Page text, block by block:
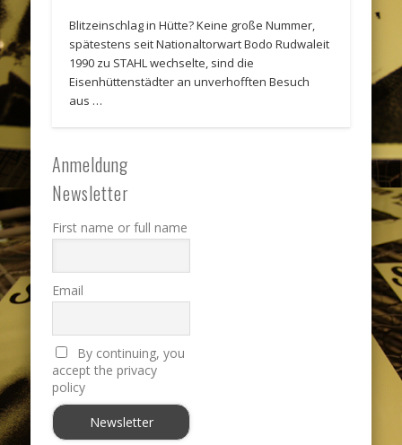
Blitzeinschlag in Hütte? Keine große Nummer,
spätestens seit Nationaltorwart Bodo Rudwaleit
1990 zu STAHL wechselte, sind die
Eisenhüttenstädter an unverhofften Besuch
aus …
Anmeldung
Newsletter
First name or full name
Email
By continuing, you
accept the privacy
policy